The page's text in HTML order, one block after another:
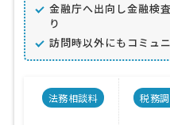
金融庁へ出向し金融検
り
訪問時以外にもコミュ
法務相談料 税務